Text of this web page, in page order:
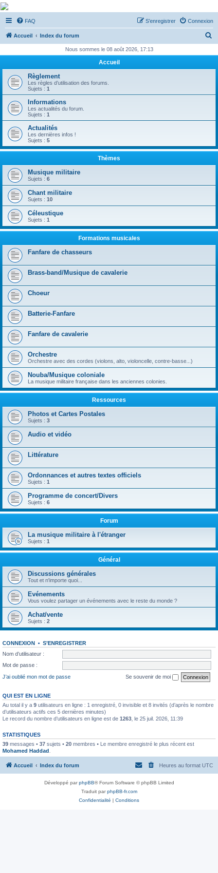
De Musicae Militari -
Forums
Forums de discussions
FAQ Connexion
S’enregistrer
Accueil Index du forum
h
r
Nous sommes le 08 août 2026, 17:13
Accueil
Règlement
Les règles d’utilisation des forums.
Sujets : 1
Informations
Les actualités du forum.
Sujets : 1
Actualités
Les dernières infos !
Sujets : 5
Thèmes
Musique militaire
Sujets : 6
Chant militaire
Sujets : 10
Céleustique
Sujets : 1
Formations musicales
Fanfare de chasseurs
Brass-band/Musique de cavalerie
Choeur
Batterie-Fanfare
Fanfare de cavalerie
Orchestre
Orchestre avec des cordes (violons, alto, violoncelle, contre-basse...)
Nouba/Musique coloniale
La musique militaire française dans les anciennes colonies.
Ressources
Photos et Cartes Postales
Sujets : 3
Audio et vidéo
Littérature
Ordonnances et autres textes officiels
Sujets : 1
Programme de concert/Divers
Sujets : 6
Forum
La musique militaire à l'étranger
Sujets : 1
Général
Discussions générales
Tout et n'importe quoi...
Evénements
Vous voulez partager un événements avec le reste du monde ?
Achat/vente
Sujets : 2
CONNEXION • S’ENREGISTRER
Nom d’utilisateur :
Mot de passe :
J’ai oublié mon mot de passe
Se souvenir de moi
QUI EST EN LIGNE
Au total il y a 9 utilisateurs en ligne : 1 enregistré, 0 invisible et 8 invités (d’après le nombre
d’utilisateurs actifs ces 5 dernières minutes)
Le record du nombre d’utilisateurs en ligne est de 1263 , le 25 juil. 2026, 11:39
STATISTIQUES
39 messages • 37 sujets • 20 membres • Le membre enregistré le plus récent est
Mohamed Haddad
Accueil Index du forum Heures au format UTC
Développé parphpBB® Forum Software © phpBB Limited
Traduit parphpBB-fr.com
Confidentialité | Conditions